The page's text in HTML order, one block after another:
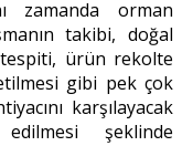
zamanda orman
takibi, doğal
ürün rekolte
gibi pek çok
karşılayacak
şeklinde